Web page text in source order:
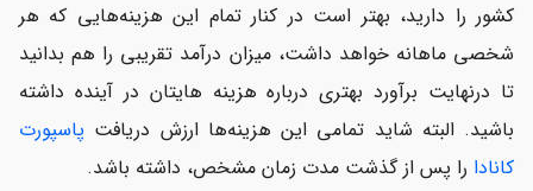
کشور را دارید، بهتر است در کنار تمام این هزینه‌هایی که هر
شخصی ماهانه خواهد داشت، میزان درآمد تقریبی را هم بدانید
تا درنهایت برآورد بهتری درباره هزینه هایتان در آینده داشته
باشید. البته شاید تمامی این هزینه‌ها ارزش دریافت پاسپورت
کانادا را پس از گذشت مدت زمان مشخص، داشته باشد.